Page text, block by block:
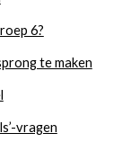
6?
te maken
vragen